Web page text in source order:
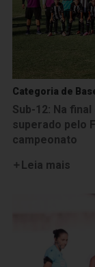
Categoria de
Sub-12: Na
superado pelo
campeonato
Leia mais